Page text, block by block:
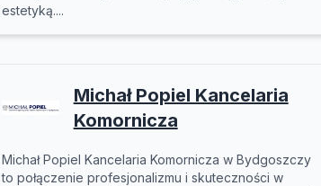
estetyką....
Michał Popiel Kancelaria
Komornicza
Michał Popiel Kancelaria Komornicza w Bydgoszczy
to połączenie profesjonalizmu i skuteczności w